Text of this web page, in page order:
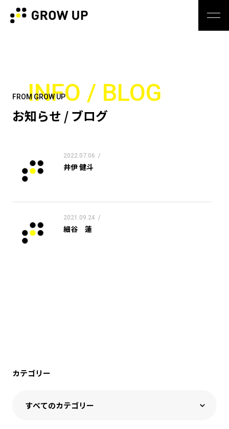
お知らせ / ブログ
FROM GROW UP
INFO / BLOG
2022.07.06 /
井伊 健斗
2021.09.24 /
細谷 蓮
カテゴリー